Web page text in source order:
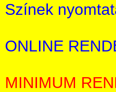
Színek
ONLINE
MINIMUM